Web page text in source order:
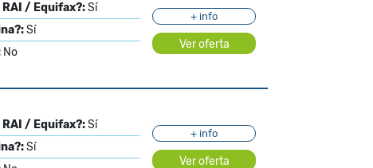
RAI / Equifax?:Sí
Sí
No
+ info
Ver oferta
RAI / Equifax?:Sí
Sí
+ info
Ver oferta